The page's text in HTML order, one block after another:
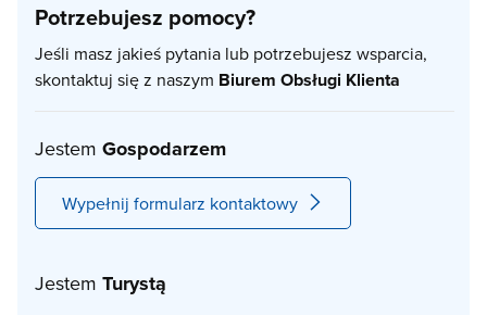
Potrzebujesz pomocy?
Jeśli masz jakieś pytania lub potrzebujesz wsparcia,
skontaktuj się z naszym Biurem Obsługi Klienta
Jestem Gospodarzem
Wypełnij formularz kontaktowy
Jestem Turystą